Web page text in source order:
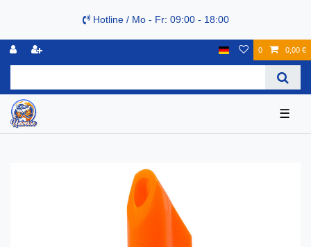
Hotline / Mo - Fr: 09:00 - 18:00
0 0,00 €
☰